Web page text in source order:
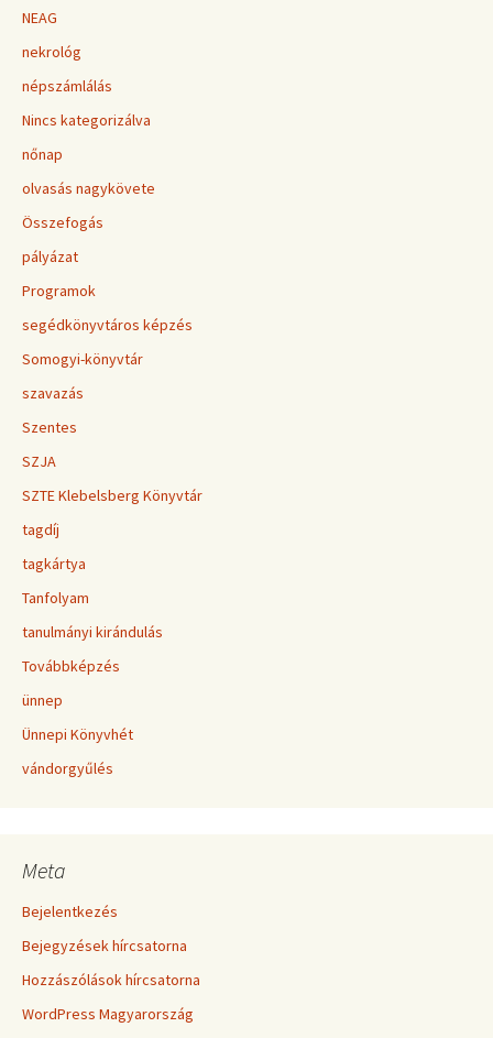
NEAG
nekrológ
népszámlálás
Nincs kategorizálva
nőnap
olvasás nagykövete
Összefogás
pályázat
Programok
segédkönyvtáros képzés
Somogyi-könyvtár
szavazás
Szentes
SZJA
SZTE Klebelsberg Könyvtár
tagdíj
tagkártya
Tanfolyam
tanulmányi kirándulás
Továbbképzés
ünnep
Ünnepi Könyvhét
vándorgyűlés
Meta
Bejelentkezés
Bejegyzések hírcsatorna
Hozzászólások hírcsatorna
WordPress Magyarország